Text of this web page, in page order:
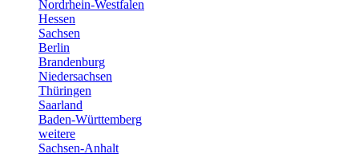
Nordrhein-Westfalen
Hessen
Sachsen
Berlin
Brandenburg
Niedersachsen
Thüringen
Saarland
Baden-Württemberg
weitere
Sachsen-Anhalt